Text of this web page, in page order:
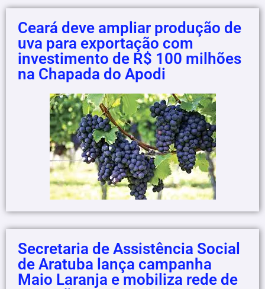
Ceará deve ampliar produção de
uva para exportação com
investimento de R$ 100 milhões
na Chapada do Apodi
Secretaria de Assistência Social
de Aratuba lança campanha
Maio Laranja e mobiliza rede de